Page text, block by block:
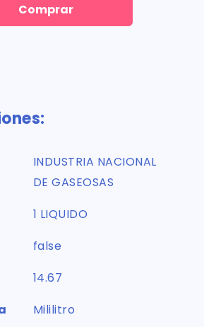
Comprar
INDUSTRIA NACIONAL
DE GASEOSAS
1 LIQUIDO
false
14.67
Mililitro